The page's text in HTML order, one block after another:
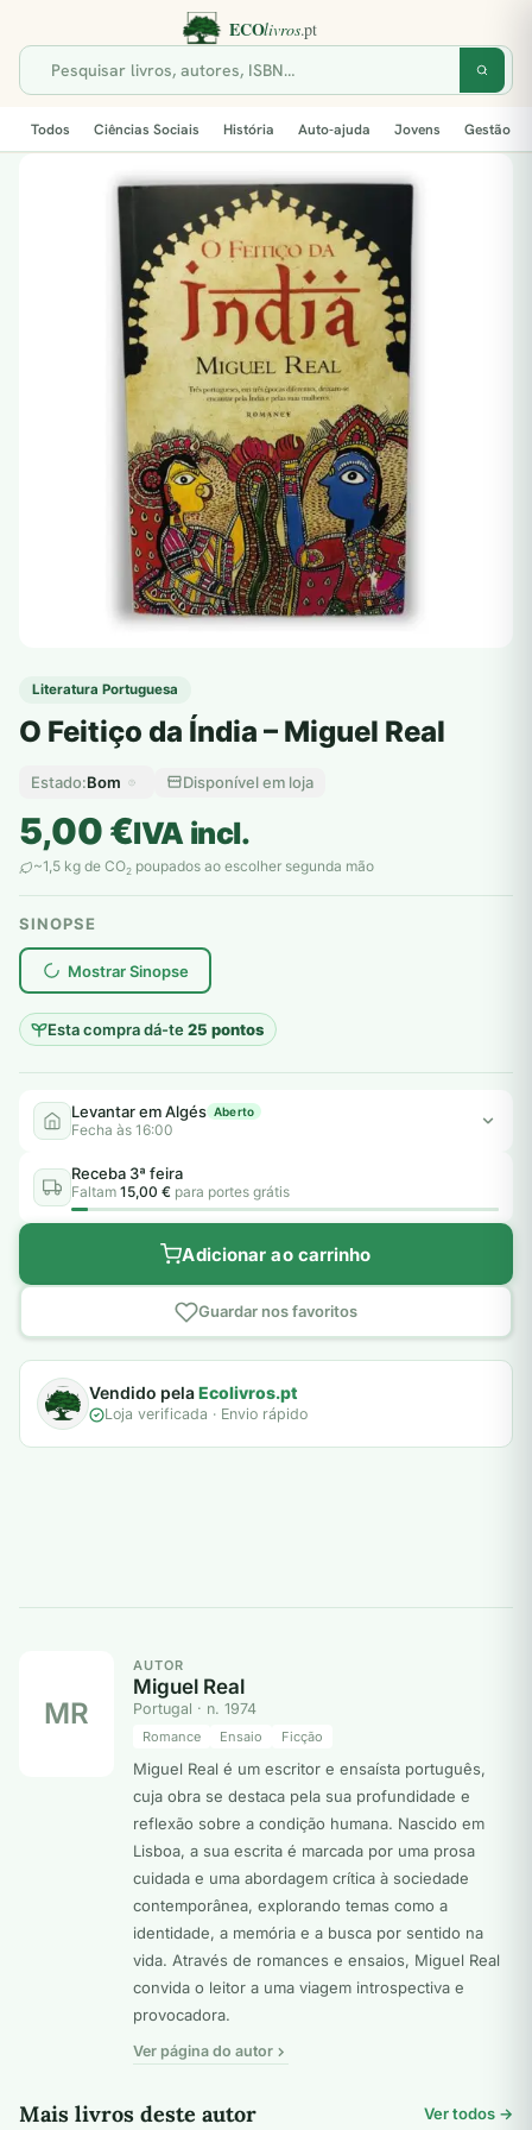
Todos Ciências Sociais História Auto-ajuda Jovens Gestão
Literatura Portuguesa
O Feitiço da Índia – Miguel Real
Estado:Bom Disponível em loja
5,00€IVA incl.
~1,5 kg de CO2 poupados ao escolher segunda mão
SINOPSE
Mostrar Sinopse
Esta compra dá-te25 pontos
plantar árvores reais
Levantar em Algés Aberto
Fecha às 16:00
Receba 3ª feira
Faltam 15,00 € para portes grátis
Adicionar ao carrinho
Guardar nos favoritos
Vendido pelaEcolivros.pt
Loja verificada · Envio rápido
MR
AUTOR
Miguel Real
Portugal · n. 1974
Romance Ensaio Ficção
Miguel Real é um escritor e ensaísta português,
cuja obra se destaca pela sua profundidade e
reflexão sobre a condição humana. Nascido em
Lisboa, a sua escrita é marcada por uma prosa
cuidada e uma abordagem crítica à sociedade
contemporânea, explorando temas como a
identidade, a memória e a busca por sentido na
vida. Através de romances e ensaios, Miguel Real
convida o leitor a uma viagem introspectiva e
provocadora.
Ver página do autor
Mais livros deste autor Ver todos →